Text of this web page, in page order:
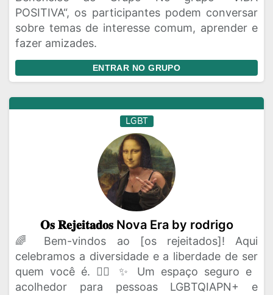
POSITIVA“, os participantes podem conversar
sobre temas de interesse comum, aprender e
fazer amizades.
ENTRAR NO GRUPO
LGBT
𝐎𝐬 𝐑𝐞𝐣𝐞𝐢𝐭𝐚𝐝𝐨𝐬 Nova Era by rodrigo
🌈 Bem-vindos ao [os rejeitados]! Aqui
celebramos a diversidade e a liberdade de ser
quem você é. 🏳️‍🌈 ✨ Um espaço seguro e
acolhedor para pessoas LGBTQIAPN+ e